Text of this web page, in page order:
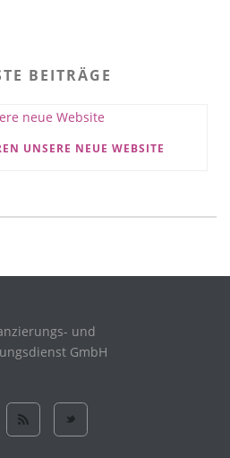
BEITRÄGE
UNSERE NEUE WEBSITE